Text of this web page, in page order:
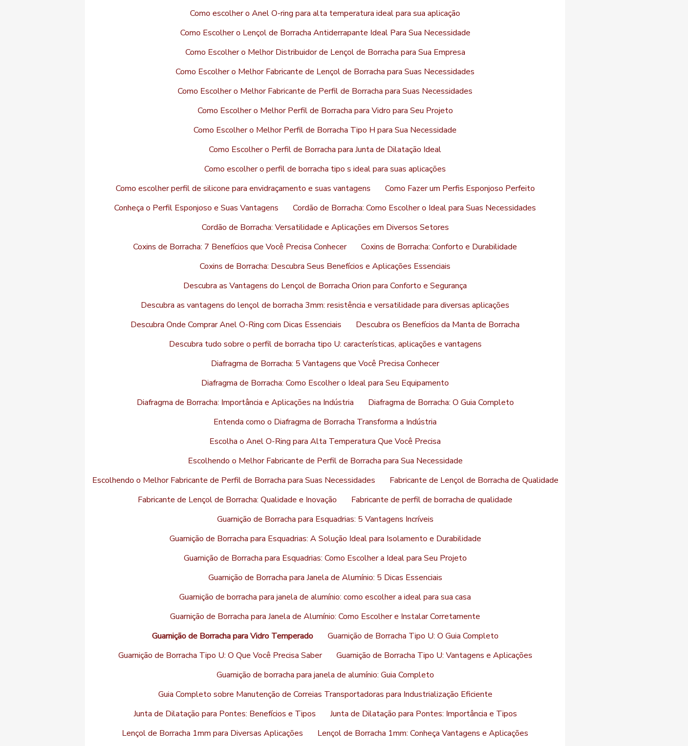
Como escolher o Anel O-ring para alta temperatura ideal para sua aplicação
Como Escolher o Lençol de Borracha Antiderrapante Ideal Para Sua Necessidade
Como Escolher o Melhor Distribuidor de Lençol de Borracha para Sua Empresa
Como Escolher o Melhor Fabricante de Lençol de Borracha para Suas Necessidades
Como Escolher o Melhor Fabricante de Perfil de Borracha para Suas Necessidades
Como Escolher o Melhor Perfil de Borracha para Vidro para Seu Projeto
Como Escolher o Melhor Perfil de Borracha Tipo H para Sua Necessidade
Como Escolher o Perfil de Borracha para Junta de Dilatação Ideal
Como escolher o perfil de borracha tipo s ideal para suas aplicações
Como escolher perfil de silicone para envidraçamento e suas vantagens
Como Fazer um Perfis Esponjoso Perfeito
Conheça o Perfil Esponjoso e Suas Vantagens
Cordão de Borracha: Como Escolher o Ideal para Suas Necessidades
Cordão de Borracha: Versatilidade e Aplicações em Diversos Setores
Coxins de Borracha: 7 Benefícios que Você Precisa Conhecer
Coxins de Borracha: Conforto e Durabilidade
Coxins de Borracha: Descubra Seus Benefícios e Aplicações Essenciais
Descubra as Vantagens do Lençol de Borracha Orion para Conforto e Segurança
Descubra as vantagens do lençol de borracha 3mm: resistência e versatilidade para diversas aplicações
Descubra Onde Comprar Anel O-Ring com Dicas Essenciais
Descubra os Benefícios da Manta de Borracha
Descubra tudo sobre o perfil de borracha tipo U: características, aplicações e vantagens
Diafragma de Borracha: 5 Vantagens que Você Precisa Conhecer
Diafragma de Borracha: Como Escolher o Ideal para Seu Equipamento
Diafragma de Borracha: Importância e Aplicações na Indústria
Diafragma de Borracha: O Guia Completo
Entenda como o Diafragma de Borracha Transforma a Indústria
Escolha o Anel O-Ring para Alta Temperatura Que Você Precisa
Escolhendo o Melhor Fabricante de Perfil de Borracha para Sua Necessidade
Escolhendo o Melhor Fabricante de Perfil de Borracha para Suas Necessidades
Fabricante de Lençol de Borracha de Qualidade
Fabricante de Lençol de Borracha: Qualidade e Inovação
Fabricante de perfil de borracha de qualidade
Guarnição de Borracha para Esquadrias: 5 Vantagens Incríveis
Guarnição de Borracha para Esquadrias: A Solução Ideal para Isolamento e Durabilidade
Guarnição de Borracha para Esquadrias: Como Escolher a Ideal para Seu Projeto
Guarnição de Borracha para Janela de Alumínio: 5 Dicas Essenciais
Guarnição de borracha para janela de alumínio: como escolher a ideal para sua casa
Guarnição de Borracha para Janela de Alumínio: Como Escolher e Instalar Corretamente
Guarnição de Borracha para Vidro Temperado
Guarnição de Borracha Tipo U: O Guia Completo
Guarnição de Borracha Tipo U: O Que Você Precisa Saber
Guarnição de Borracha Tipo U: Vantagens e Aplicações
Guarnição de borracha para janela de alumínio: Guia Completo
Guia Completo sobre Manutenção de Correias Transportadoras para Industrialização Eficiente
Junta de Dilatação para Pontes: Benefícios e Tipos
Junta de Dilatação para Pontes: Importância e Tipos
Lençol de Borracha 1mm para Diversas Aplicações
Lençol de Borracha 1mm: Conheça Vantagens e Aplicações